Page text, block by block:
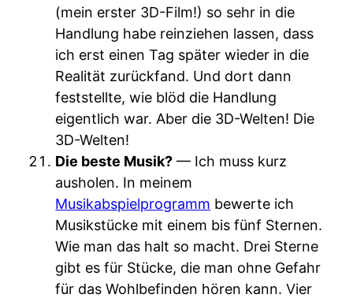
(mein erster 3D-Film!) so sehr in die
Handlung habe reinziehen lassen, dass
ich erst einen Tag später wieder in die
Realität zurückfand. Und dort dann
feststellte, wie blöd die Handlung
eigentlich war. Aber die 3D-Welten! Die
3D-Welten!
Die beste Musik? — Ich muss kurz
ausholen. In meinem
Musikabspielprogramm bewerte ich
Musikstücke mit einem bis fünf Sternen.
Wie man das halt so macht. Drei Sterne
gibt es für Stücke, die man ohne Gefahr
für das Wohlbefinden hören kann. Vier